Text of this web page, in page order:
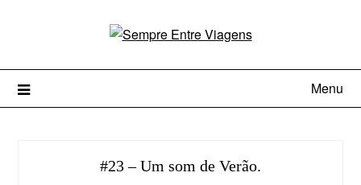
Menu
#23 – Um som de Verão.